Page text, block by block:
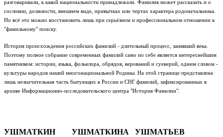
разговаривали, к какой национальности принадлежали. Фамилия может рассказать и о
сословии, должности, внешнем виде, привычках или чертах характера родоначальника.
Но всё это можно восстановить лишь при серьёзном и профессиональном отношении к
"фамильному" поиску.
История происхождения российских фамилий - длительный процесс, занявший века.
Поэтому полное собрание современных фамилий само по себе является интереснейшим
памятником: истории, языка, фольклора, обрядов, верований и суеверий, одним словом -
культуры народов нашей многонациональной Родины. На этой странице представлена
лишь незначительная часть бытующих в России и СНГ фамилий, зафиксированных в
архиве Информационно-исследовательского центра "История Фамилии".
УШМАТКИН УШМАТКИНА УШМАТЬЕВ